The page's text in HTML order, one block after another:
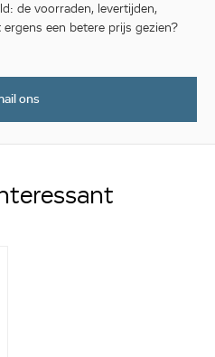
de voorraden, levertijden,
een betere prijs gezien?
ons